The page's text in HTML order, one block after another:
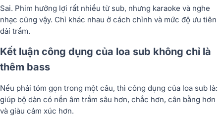
Sai. Phim hưởng lợi rất nhiều từ sub, nhưng karaoke và nghe
nhạc cũng vậy. Chỉ khác nhau ở cách chỉnh và mức độ ưu tiên
dải trầm.
Kết luận công dụng của loa sub không chỉ là
thêm bass
Nếu phải tóm gọn trong một câu, thì công dụng của loa sub là:
giúp bộ dàn có nền âm trầm sâu hơn, chắc hơn, cân bằng hơn
và giàu cảm xúc hơn.